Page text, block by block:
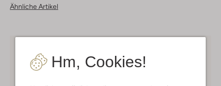
Hm, Cookies!
Ähnliche Artikel
Kostenloser Versand
Mitglieder in Deutschland